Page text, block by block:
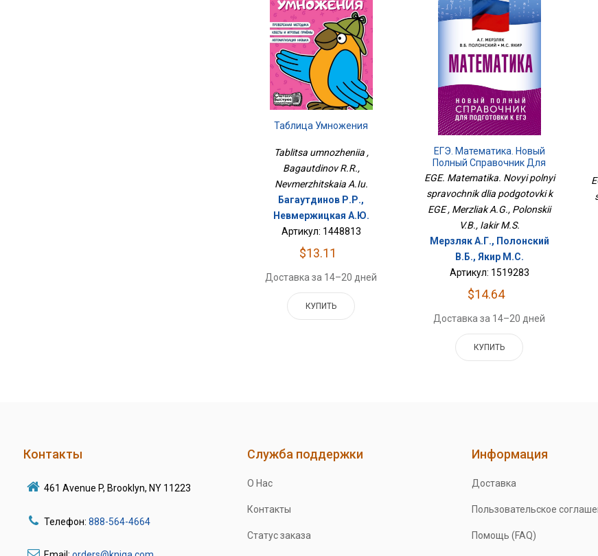
Таблица Умножения
Tablitsa umnozheniia ,
Bagautdinov R.R.,
Nevmerzhitskaia A.Iu.
Багаутдинов Р.Р.,
Невмержицкая А.Ю.
Артикул: 1448813
$13.11
Доставка за 14–20 дней
КУПИТЬ
ЕГЭ. Математика. Новый
Полный Справочник Для
Подготовки К ЕГЭ
EGE. Matematika. Novyi polnyi
spravochnik dlia podgotovki k
EGE , Merzliak A.G., Polonskii
V.B., Iakir M.S.
Мерзляк А.Г., Полонский
В.Б., Якир М.С.
Артикул: 1519283
$14.64
Доставка за 14–20 дней
КУПИТЬ
Контакты
461 Avenue P, Brooklyn, NY 11223
Телефон: 888-564-4664
Служба поддержки
О Нас
Контакты
Статус заказа
Информация
Доставка
Пользовательское
Помощь (FAQ)